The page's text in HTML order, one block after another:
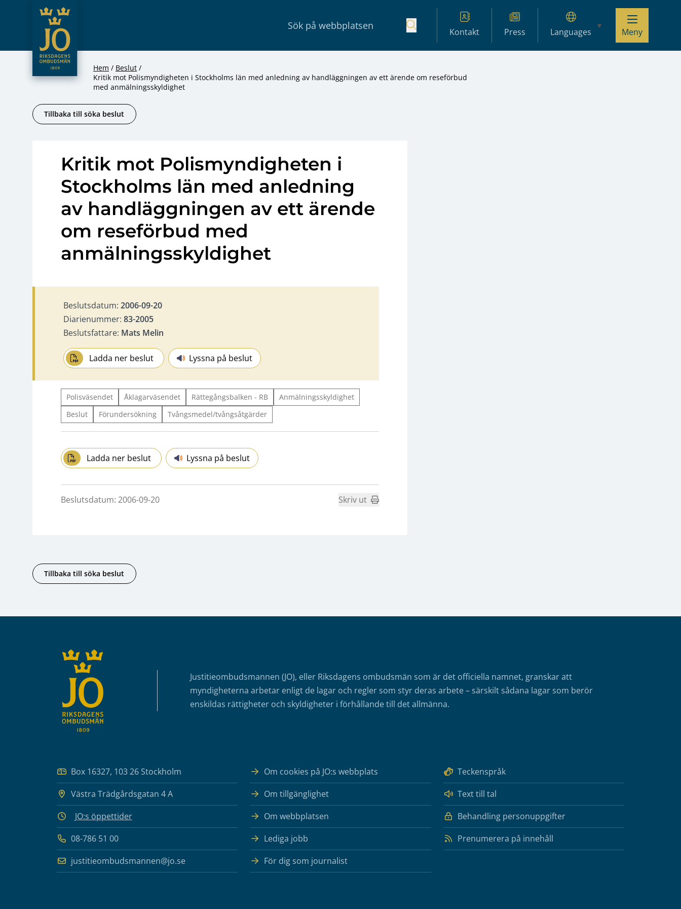
Hoppa till innehåll
JO – Riksdagens Ombudsmän
Kontakt Press Languages Meny
Hem
Beslut
Kritik mot Polismyndigheten i Stockholms län med anledning av handläggningen av ett ärende om reseförbud
med anmälningsskyldighet
Tillbaka till söka beslut
Kritik mot Polismyndigheten i
Stockholms län med anledning
av handläggningen av ett ärende
om reseförbud med
anmälningsskyldighet
Beslutsdatum: 2006-09-20
Diarienummer: 83-2005
Beslutsfattare: Mats Melin
Ladda ner beslut Lyssna på beslut
Polisväsendet Åklagarväsendet Rättegångsbalken - RB
Anmälningsskyldighet
Beslut
Förundersökning Tvångsmedel/tvångsåtgärder
Ladda ner beslut Lyssna på beslut
Beslutsdatum: 2006-09-20 Skriv ut
Tillbaka till söka beslut
Justitieombudsmannen (JO), eller Riksdagens ombudsmän som är det officiella namnet, granskar att
myndigheterna arbetar enligt de lagar och regler som styr deras arbete – särskilt sådana lagar som berör
enskildas rättigheter och skyldigheter i förhållande till det allmänna.
Box 16327, 103 26 Stockholm
Västra Trädgårdsgatan 4 A
JO:s öppettider
08-786 51 00
justitieombudsmannen@jo.se
Om cookies på JO:s webbplats
Teckenspråk
Om tillgänglighet
Text till tal
Om webbplatsen
Behandling personuppgifter
Lediga jobb
Prenumerera på innehåll
För dig som journalist